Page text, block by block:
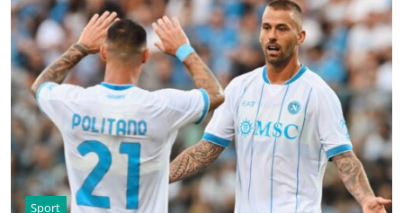
Sport